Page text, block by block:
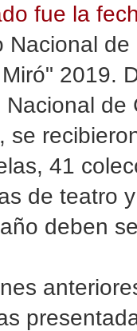
fue la
Nacional de
2019.
de
se
41
de teatro
deben